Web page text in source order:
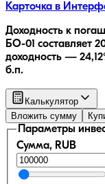
Карточка в
Доходность к
БО-01 составляет
доходность — 24,12
б.п.
Калькулятор
Вложить сумму
Параметры
Сумма, RUB